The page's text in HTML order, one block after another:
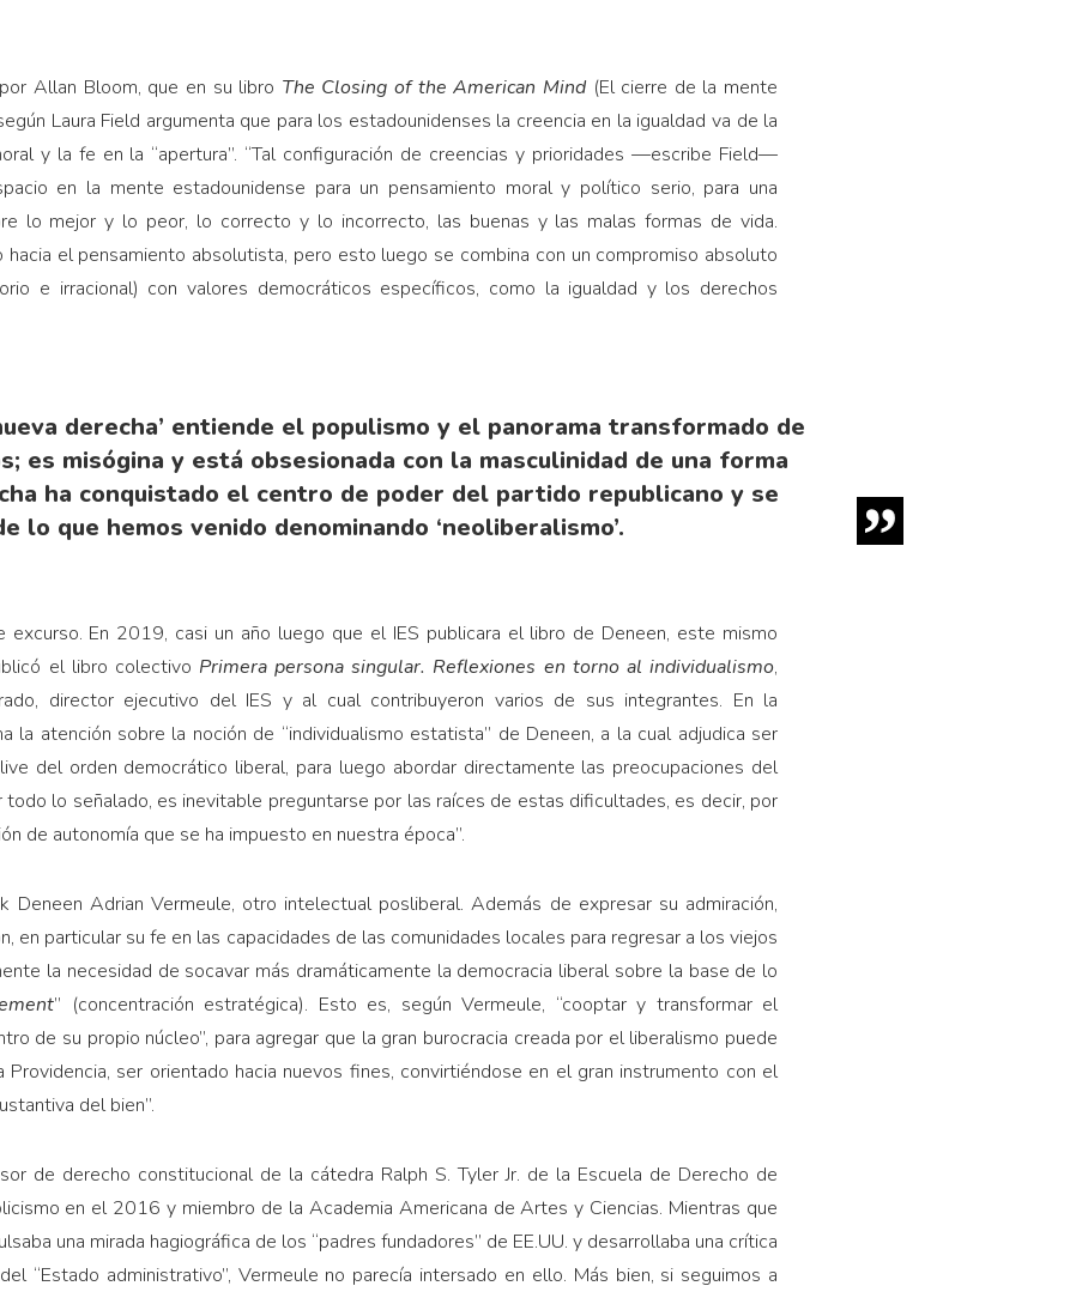
Allan Bloom, que en su libro The Closing of the American Mind(El cierre de la mente
Laura Field argumenta que para los estadounidenses la creencia en la igualdad va de la
y la fe en la “apertura”. “Tal configuración de creencias y prioridades —escribe Field—
en la mente estadounidense para un pensamiento moral y político serio, para una
lo mejor y lo peor, lo correcto y lo incorrecto, las buenas y las malas formas de vida.
hacia el pensamiento absolutista, pero esto luego se combina con un compromiso absoluto
e irracional) con valores democráticos específicos, como la igualdad y los derechos
derecha’ entiende el populismo y el panorama transformado de
es misógina y está obsesionada con la masculinidad de una forma
ha conquistado el centro de poder del partido republicano y se
lo que hemos venido denominando ‘neoliberalismo’.
excurso. En 2019, casi un año luego que el IES publicara el libro de Deneen, este mismo
el libro colectivo Primera persona singular. Reflexiones en torno al individualismo,
director ejecutivo del IES y al cual contribuyeron varios de sus integrantes. En la
la atención sobre la noción de “individualismo estatista” de Deneen, a la cual adjudica ser
del orden democrático liberal, para luego abordar directamente las preocupaciones del
todo lo señalado, es inevitable preguntarse por las raíces de estas dificultades, es decir, por
de autonomía que se ha impuesto en nuestra época”.
Deneen Adrian Vermeule, otro intelectual posliberal. Además de expresar su admiración,
en particular su fe en las capacidades de las comunidades locales para regresar a los viejos
la necesidad de socavar más dramáticamente la democracia liberal sobre la base de lo
” (concentración estratégica). Esto es, según Vermeule, “cooptar y transformar el
de su propio núcleo”, para agregar que la gran burocracia creada por el liberalismo puede
Providencia, ser orientado hacia nuevos fines, convirtiéndose en el gran instrumento con el
del bien”.
de derecho constitucional de la cátedra Ralph S. Tyler Jr. de la Escuela de Derecho de
en el 2016 y miembro de la Academia Americana de Artes y Ciencias. Mientras que
una mirada hagiográfica de los “padres fundadores” de EE.UU. y desarrollaba una crítica
“Estado administrativo”, Vermeule no parecía intersado en ello. Más bien, si seguimos a